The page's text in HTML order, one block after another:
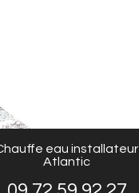
eau installateur
Atlantic